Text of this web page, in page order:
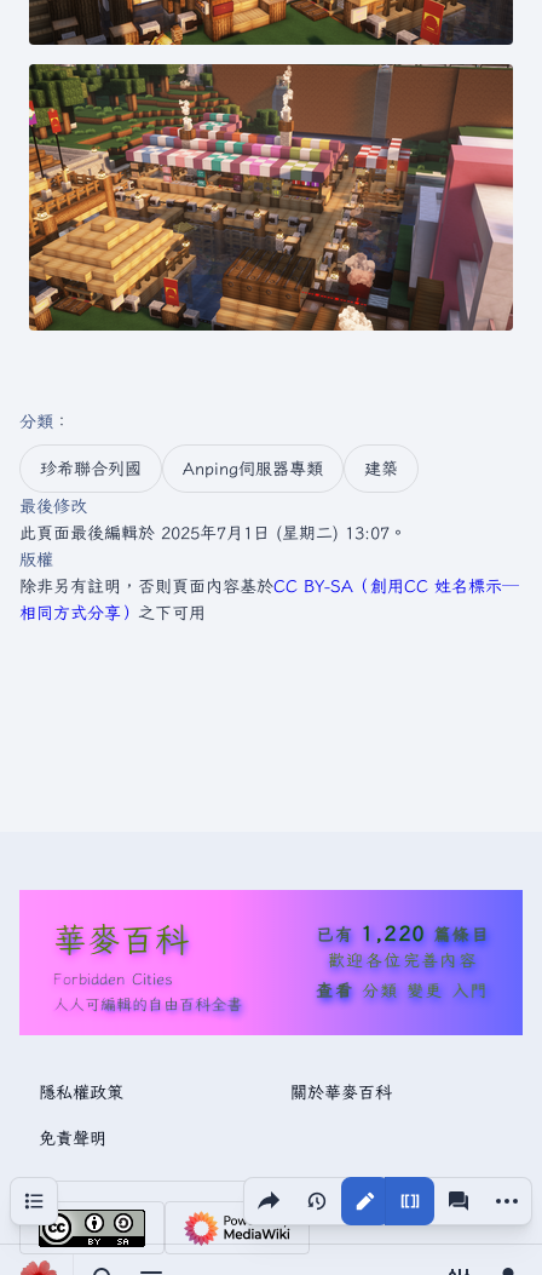
分享此頁面
視圖 更多
目次
分類 ：​
珍希聯合列國 Anping伺服器專類
建築
最後修改
此頁面最後編輯於 2025年7月1日 (星期二) 13:07。
版權
除非另有註明，否則頁面內容基於CC BY-SA（創用CC 姓名標示─
相同方式分享） 之下可用
華麥百科
Forbidden Cities
人人可編輯的自由百科全書
已有 1,220 篇條目
歡迎各位完善內容
查看 分類 變更 入門
隱私權政策 關於華麥百科
免責聲明